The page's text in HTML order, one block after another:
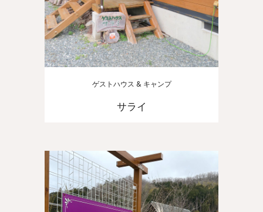
ゲストハウス & キャンプ
サライ